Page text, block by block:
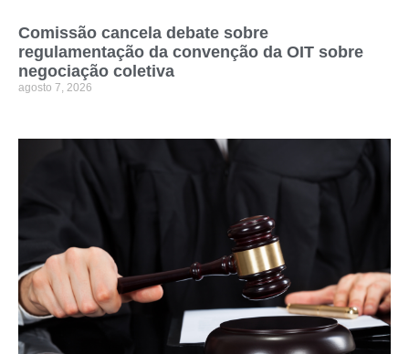
Comissão cancela debate sobre
regulamentação da convenção da OIT sobre
negociação coletiva
agosto 7, 2026